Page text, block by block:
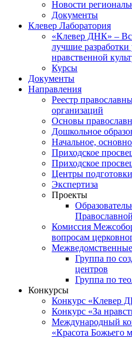
Новости
Документы
Клевер Лаборатория
«Клевер ДНК» –
лучшие разработки
нравственной
Курсы
Документы
Направления
Реестр
организаций
Основы
Дошкольное
Начальное,
Приходское
Приходское
Центры
Экспертиза
Проекты
Комиссия
вопросам
Группа по
центров
Группа по
Конкурсы
Конкурс «Клевер
Конкурс «За
Международный
«Красота Божьего